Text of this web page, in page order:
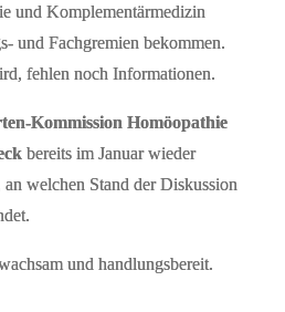
und Komplementärmedizin
und Fachgremien bekommen.
fehlen noch Informationen.
Kommission Homöopathie
bereits im Januar wieder
welchen Stand der Diskussion
und handlungsbereit.